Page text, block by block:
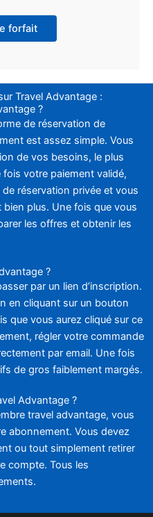
forfait
Travel Advantage :
?
de réservation de
est assez simple. Vous
de vos besoins, le plus
votre paiement validé,
réservation privée et vous
plus. Une fois que vous
les offres et obtenir les
?
par un lien d’inscription.
en cliquant sur un bouton
que vous aurez cliqué sur ce
régler votre commande
par email. Une fois
de gros faiblement margés.
Advantage ?
travel advantage, vous
abonnement. Vous devez
ou tout simplement retirer
compte. Tous les